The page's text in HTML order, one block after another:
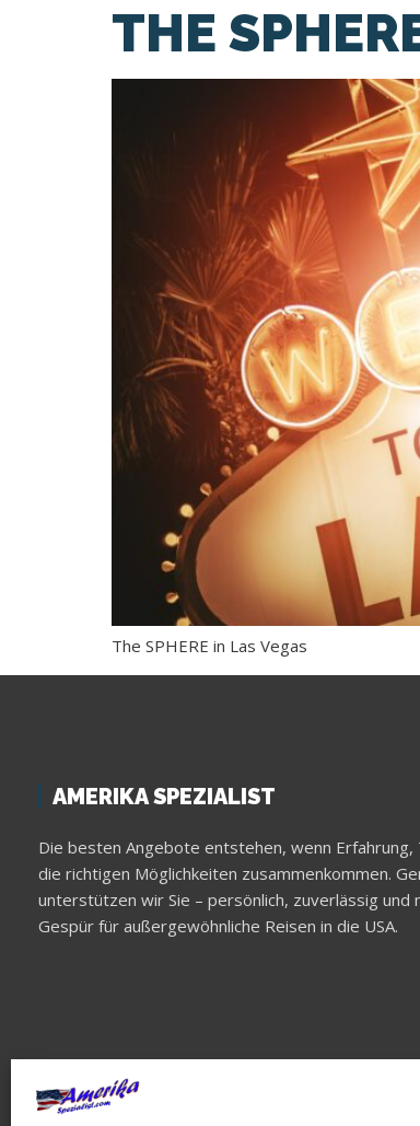
THE
The SPHERE in Las Vegas
AMERIKA SPEZIALIST
Die besten Angebote entstehen, wenn Erfahrung,
die richtigen Möglichkeiten zusammenkommen.
unterstützen wir Sie – persönlich, zuverlässig und
Gespür für außergewöhnliche Reisen in die USA.